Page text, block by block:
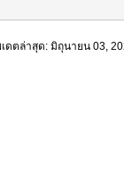
ดตล่าสุด: มิถุนายน 03,